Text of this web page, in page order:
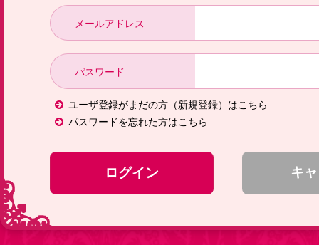
メールアドレス
パスワード
ユーザ登録がまだの方（新規登録）はこちら
パスワードを忘れた方はこちら
キ